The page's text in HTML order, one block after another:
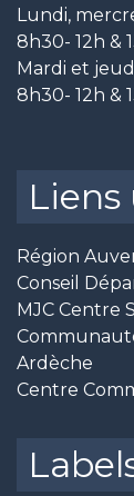
Lundi,
8h30- 12h &
Mardi et
8h30- 12h &
Région
Conseil
MJC Centre
Ardèche
Centre